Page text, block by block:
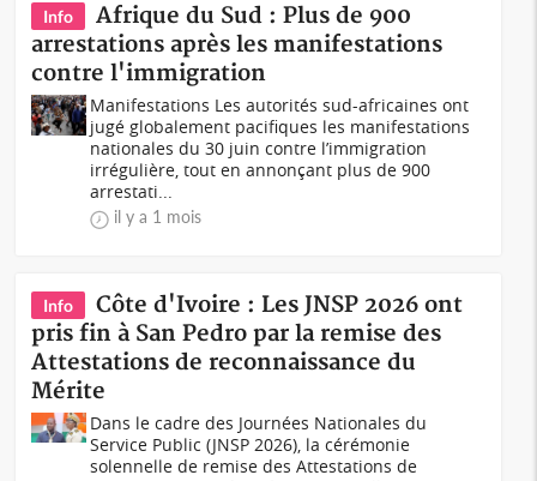
Info
Afrique du Sud : Plus de 900
arrestations après les manifestations
contre l'immigration
Manifestations Les autorités sud-africaines ont
jugé globalement pacifiques les manifestations
nationales du 30 juin contre l’immigration
irrégulière, tout en annonçant plus de 900
arrestati...
il y a 1 mois
Info
Côte d'Ivoire : Les JNSP 2026 ont
pris fin à San Pedro par la remise des
Attestations de reconnaissance du
Mérite
Dans le cadre des Journées Nationales du
Service Public (JNSP 2026), la cérémonie
solennelle de remise des Attestations de